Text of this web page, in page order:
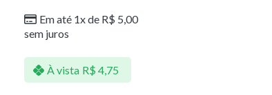
Em até 1x de R$ 5,00
sem juros
À vista R$ 4,75